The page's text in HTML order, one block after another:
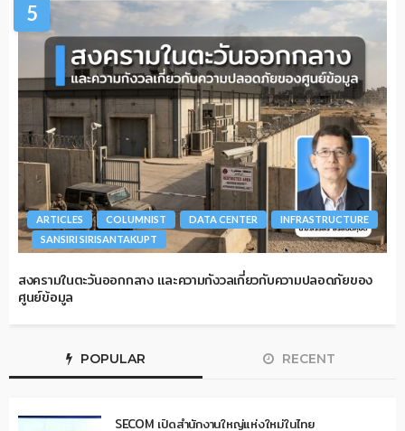
5
ARTICLES COLUMNIST DATA CENTER
INFRASTRUCTURE
SANSIRI SIRISANTAKUPT
สงครามในตะวันออกกลาง และความกังวลเกี่ยวกับความปลอดภัยของ
ศูนย์ข้อมูล
POPULAR RECENT
SECOM เปิดสำนักงานใหญ่แห่งใหม่ในไทย